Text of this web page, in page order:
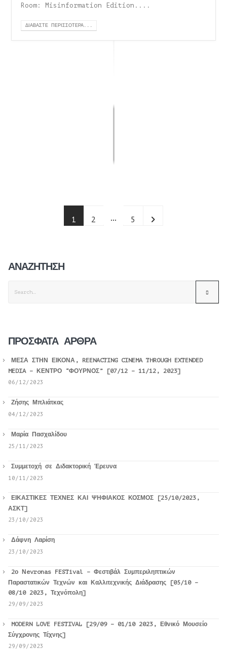
Room: Misinformation Edition....
ΔΙΑΒΆΣΤΕ ΠΕΡΙΣΣΌΤΕΡΑ...
1 2 … 5
ΑΝΑΖΉΤΗΣΗ
ΠΡΌΣΦΑΤΑ ΆΡΘΡΑ
ΜΕΣΑ ΣΤΗΝ ΕΙΚΟΝΑ, REENACTING CINEMA THROUGH EXTENDED
MEDIA – ΚΕΝΤΡΟ “ΦΟΥΡΝΟΣ” [07/12 – 11/12, 2023]
06/12/2023
Ζήσης Μπλιάτκας
04/12/2023
Μαρία Πασχαλίδου
25/11/2023
Συμμετοχή σε Διδακτορική Έρευνα
10/11/2023
ΕΙΚΑΣΤΙΚΕΣ ΤΕΧΝΕΣ ΚΑΙ ΨΗΦΙΑΚΟΣ ΚΟΣΜΟΣ [25/10/2023,
ΑΣΚΤ]
23/10/2023
Δάφνη Λαρίση
23/10/2023
2ο Νevronas FESTival – Φεστιβάλ Συμπεριληπτικών
Παραστατικών Τεχνών και Καλλιτεχνικής Διάδρασης [05/10 –
08/10 2023, Τεχνόπολη]
29/09/2023
MODERN LOVE FESTIVAL [29/09 – 01/10 2023, Εθνικό Μουσείο
Σύγχρονης Τέχνης]
29/09/2023